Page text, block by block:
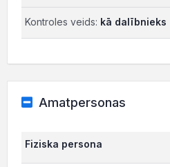
Kontroles veids: kā dalībnieks
Amatpersonas
Fiziska persona